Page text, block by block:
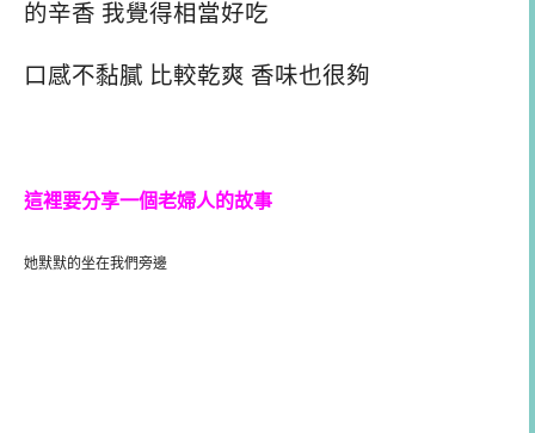
的辛香 我覺得相當好吃
口感不黏膩 比較乾爽 香味也很夠
這裡要分享一個老婦人的故事
她默默的坐在我們旁邊